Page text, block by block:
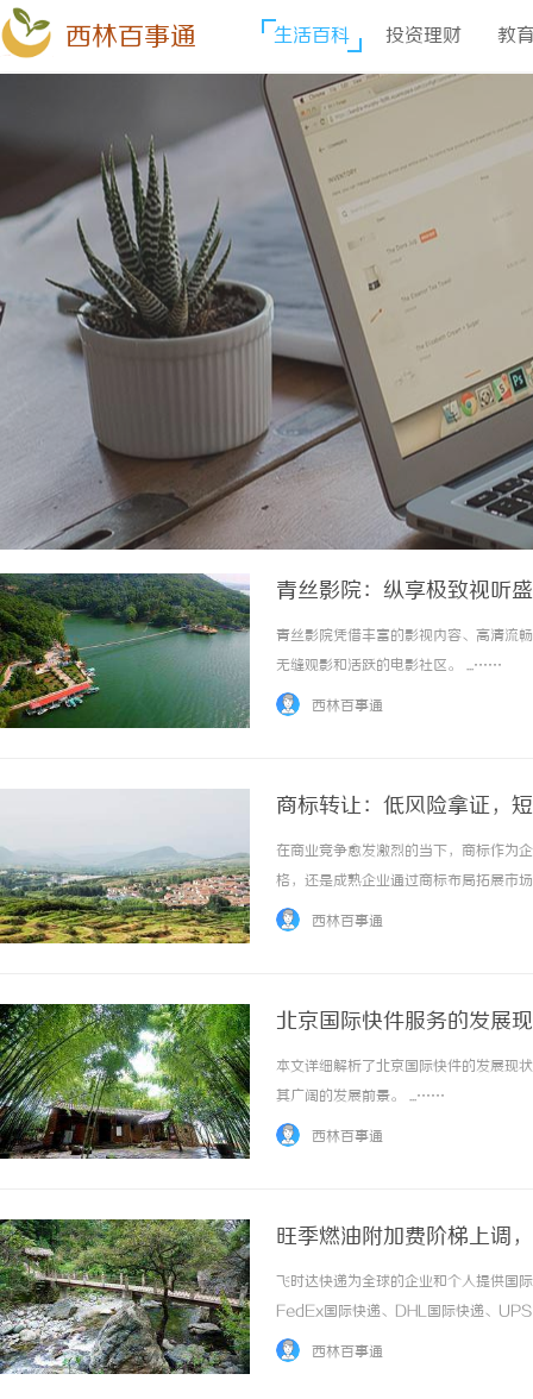
西林百事通 生活百科 投资理财 教
青丝影院：纵享极致视听
青丝影院凭借丰富的影视内容、高清流
无缝观影和活跃的电影社区。 ...……
西林百事通
商标转让：低风险拿证，
在商业竞争愈发激烈的当下，商标作为
格，还是成熟企业通过商标布局拓展市
优先选择。相较于商标注册的漫长等待
西林百事通
北京国际快件服务的发展
本文详细解析了北京国际快件的发展现
其广阔的发展前景。 ...……
西林百事通
旺季燃油附加费阶梯上调
上飞时达快递官网
飞时达快递为全球的企业和个人提供国
FedEx国际快递、DHL国际快递、
务。每到跨境发货旺季，国际快递燃油
西林百事通
草品牌哪个靠谱？虫草品牌哪个性价比高？
草品牌哪个用户评价高？深度剖析玄鹿虫草
临沂成人高考哪家机构